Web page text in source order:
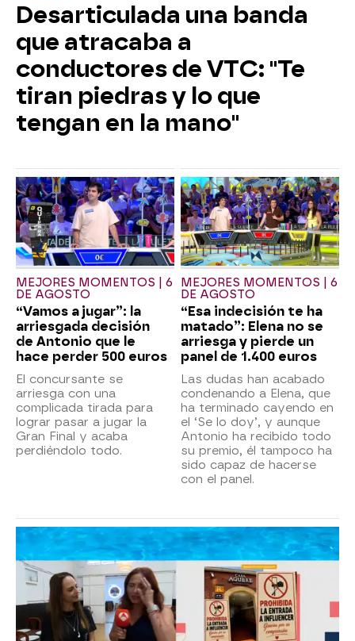
Desarticulada una banda
que atracaba a
conductores de VTC: "Te
tiran piedras y lo que
tengan en la mano"
MEJORES MOMENTOS | 6
DE AGOSTO
“Vamos a jugar”: la
arriesgada decisión
de Antonio que le
hace perder 500 euros
El concursante se
arriesga con una
complicada tirada para
lograr pasar a jugar la
Gran Final y acaba
perdiéndolo todo.
MEJORES MOMENTOS | 6
DE AGOSTO
“Esa indecisión te ha
matado”: Elena no se
arriesga y pierde un
panel de 1.400 euros
Las dudas han acabado
condenando a Elena, que
ha terminado cayendo en
el ‘Se lo doy’, y aunque
Antonio ha recibido todo
su premio, él tampoco ha
sido capaz de hacerse
con el panel.